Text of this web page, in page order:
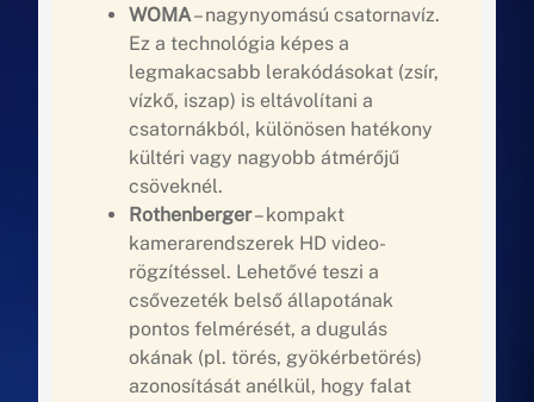
WOMA– nagynyomású csatornavíz.
Ez a technológia képes a
legmakacsabb lerakódásokat (zsír,
vízkő, iszap) is eltávolítani a
csatornákból, különösen hatékony
kültéri vagy nagyobb átmérőjű
csöveknél.
Rothenberger– kompakt
kamerarendszerek HD video-
rögzítéssel. Lehetővé teszi a
csővezeték belső állapotának
pontos felmérését, a dugulás
okának (pl. törés, gyökérbetörés)
azonosítását anélkül, hogy falat